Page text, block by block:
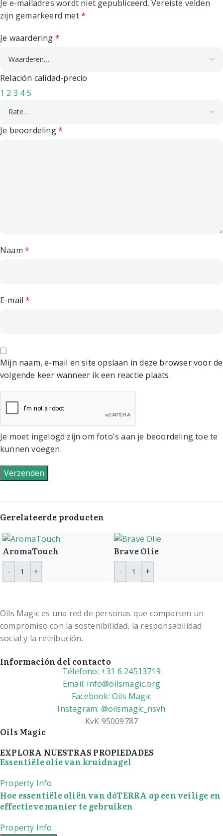
Je e-mailadres wordt niet gepubliceerd. Vereiste velden
zijn gemarkeerd met*
Je waardering *
Relación calidad-precio
1 2 3 4 5
Je beoordeling*
Naam *
E-mail*
Mijn naam, e-mail en site opslaan in deze browser voor de
volgende keer wanneer ik een reactie plaats.
Je moet ingelogd zijn om foto's aan je beoordeling toe te
kunnen voegen.
Gerelateerde producten
AromaTouch Brave Olie
Oils Magic es una red de personas que comparten un
compromiso con la sostenibilidad, la responsabilidad
social y la retribución.
Información del contacto
Télefono: +31 6 24513719
Email: info@oilsmagic.org
Facebook: Oils Magic
Instagram: @oilsmagic_nsvh
KvK 95009787
Oils Magic
EXPLORA NUESTRAS PROPIEDADES
Essentiële olie van kruidnagel
Property Info
Hoe essentiële oliën van dōTERRA op een veilige en
effectieve manier te gebruiken
Property Info